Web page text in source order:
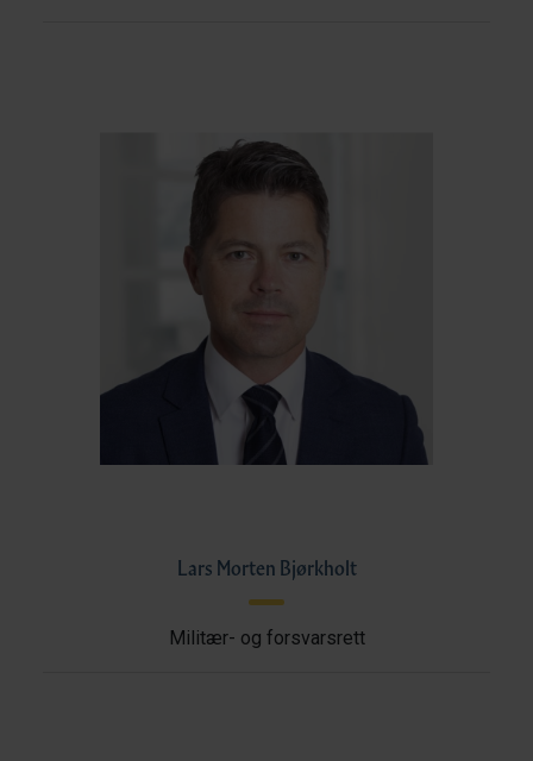
Lars Morten Bjørkholt
Militær- og forsvarsrett